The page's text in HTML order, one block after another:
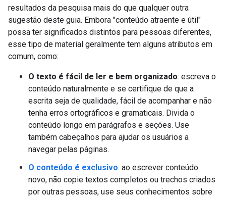
resultados da pesquisa mais do que qualquer outra
sugestão deste guia. Embora "conteúdo atraente e útil"
possa ter significados distintos para pessoas diferentes,
esse tipo de material geralmente tem alguns atributos em
comum, como:
O texto é fácil de ler e bem organizado: escreva o
conteúdo naturalmente e se certifique de que a
escrita seja de qualidade, fácil de acompanhar e não
tenha erros ortográficos e gramaticais. Divida o
conteúdo longo em parágrafos e seções. Use
também cabeçalhos para ajudar os usuários a
navegar pelas páginas.
O conteúdo é exclusivo: ao escrever conteúdo
novo, não copie textos completos ou trechos criados
por outras pessoas, use seus conhecimentos sobre